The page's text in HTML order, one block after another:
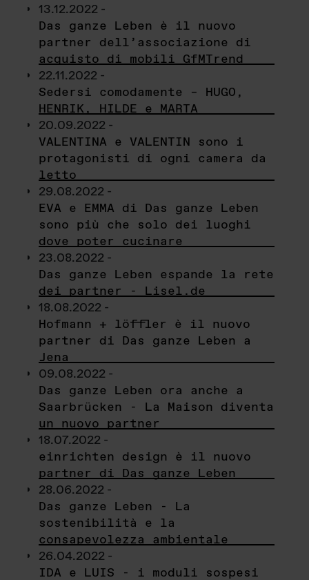
13.12.2022 -
Das ganze Leben è il nuovo
partner dell’associazione di
acquisto di mobili GfMTrend
22.11.2022 -
Sedersi comodamente – HUGO,
HENRIK, HILDE e MARTA
20.09.2022 -
VALENTINA e VALENTIN sono i
protagonisti di ogni camera da
letto
29.08.2022 -
EVA e EMMA di Das ganze Leben
sono più che solo dei luoghi
dove poter cucinare
23.08.2022 -
Das ganze Leben espande la rete
dei partner - Lisel.de
18.08.2022 -
Hofmann + löffler è il nuovo
partner di Das ganze Leben a
Jena
09.08.2022 -
Das ganze Leben ora anche a
Saarbrücken - La Maison diventa
un nuovo partner
18.07.2022 -
einrichten design è il nuovo
partner di Das ganze Leben
28.06.2022 -
Das ganze Leben - La
sostenibilità e la
consapevolezza ambientale
26.04.2022 -
IDA e LUIS - i moduli sospesi